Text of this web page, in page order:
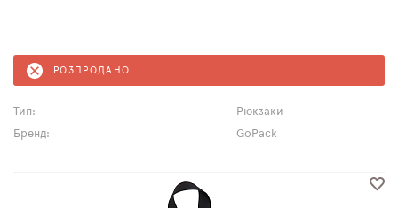
РОЗПРОДАНО
Тип:
Рюкзаки
Бренд:
GoPack